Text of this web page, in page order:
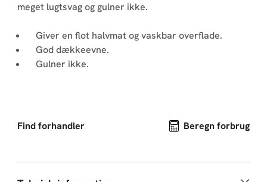
meget lugtsvag og gulner ikke.
Giver en flot halvmat og vaskbar overflade.
God dækkeevne.
Gulner ikke.
Find forhandler Beregn forbrug